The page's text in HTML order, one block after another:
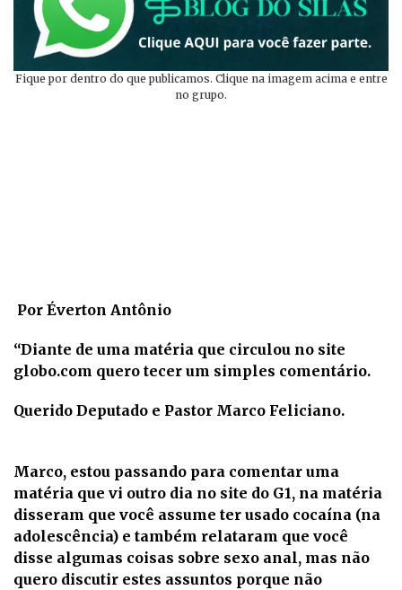
Fique por dentro do que publicamos. Clique na imagem acima e entre
no grupo.
Por Éverton Antônio
“Diante de uma matéria que circulou no site
globo.com quero tecer um simples comentário.
Querido Deputado e Pastor Marco Feliciano.
Marco, estou passando para comentar uma
matéria que vi outro dia no site do G1, na matéria
disseram que você assume ter usado cocaína (na
adolescência) e também relataram que você
disse algumas coisas sobre sexo anal, mas não
quero discutir estes assuntos porque não